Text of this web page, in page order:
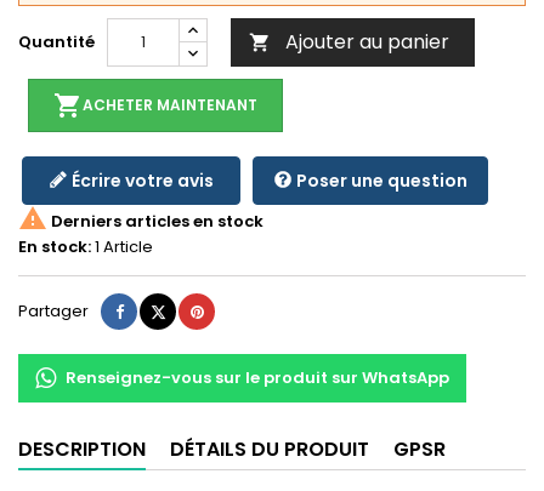
Quantité  Ajouter au panier
shopping_cartACHETER MAINTENANT
Écrire votre avis Poser une question
 Derniers articles en stock
En stock:1 Article
Partager Partager
TweetPinterest
Renseignez-vous sur le produit sur WhatsApp
DESCRIPTION DÉTAILS DU PRODUIT GPSR